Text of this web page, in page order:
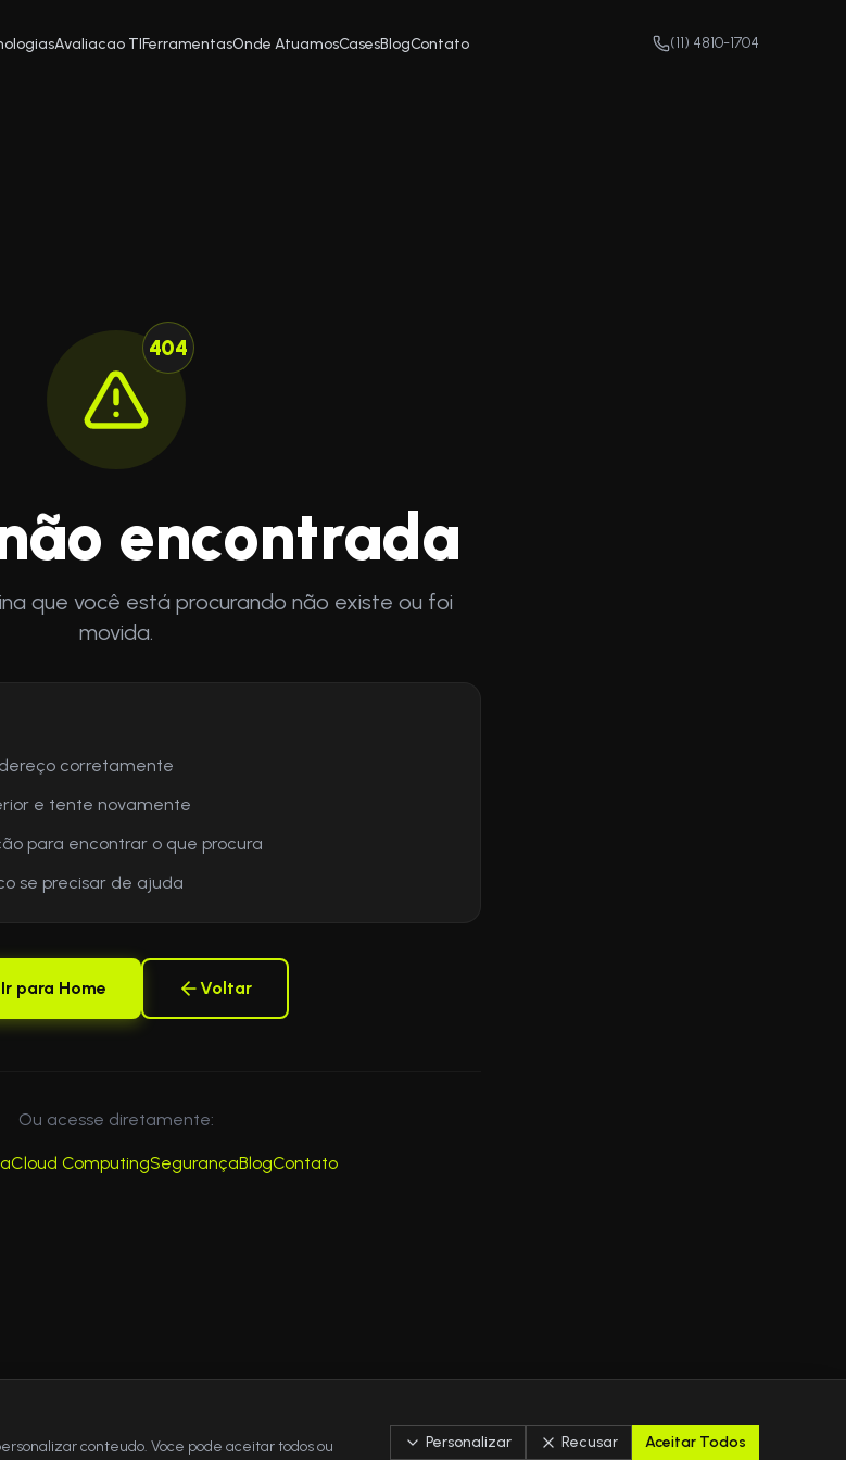
Avaliacao TIFerramentasOnde AtuamosCasesBlogContato (11) 4810-1704
404
encontrada
que você está procurando não existe ou foi
movida.
corretamente
e tente novamente
para encontrar o que procura
se precisar de ajuda
Ir para Home Voltar
Ou acesse diretamente:
Cloud ComputingSegurançaBlogContato
conteudo. Voce pode aceitar todos ou
Personalizar Recusar Aceitar Todos